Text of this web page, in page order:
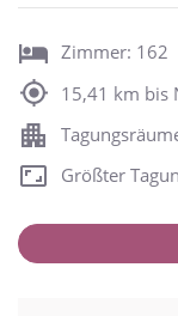
Zimmer: 162
15,41 km bis
Größter